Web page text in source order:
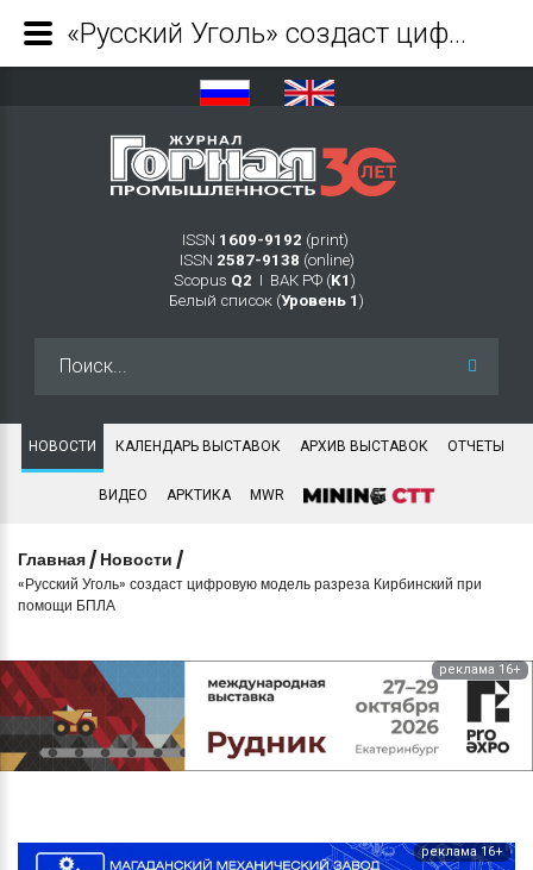
ISSN 1609-9192 (print)
ISSN 2587-9138 (online)
Scopus Q2 Ι ВАК РФ (K1 )
Белый список (Уровень 1 )
НОВОСТИ КАЛЕНДАРЬ ВЫСТАВОК АРХИВ ВЫСТАВОК ОТЧЕТЫ
ВИДЕО АРКТИКА MWR
Главная / Новости /
«Русский Уголь» создаст цифровую модель разреза Кирбинский при
помощи БПЛА
реклама 16+
реклама 16+
«Русский Уголь» создаст цифровую модель разреза Кирбинский при помощи БПЛА - Журнал Горная промышленность